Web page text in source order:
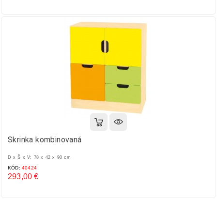
Skrinka kombinovaná
D x Š x V: 78 x 42 x 90 cm
KÓD: 40424
293,00 €